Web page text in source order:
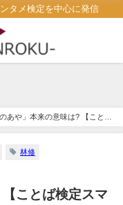
タメ検定を中心に発信
のあや」本来の意味は? 【ことば
林修
ことば検定スマ